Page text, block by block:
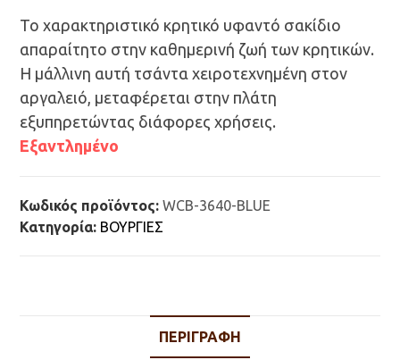
Το χαρακτηριστικό κρητικό υφαντό σακίδιο
απαραίτητο στην καθημερινή ζωή των κρητικών.
Η μάλλινη αυτή τσάντα χειροτεχνημένη στον
αργαλειό, μεταφέρεται στην πλάτη
εξυπηρετώντας διάφορες χρήσεις.
Εξαντλημένο
Κωδικός προϊόντος:WCB-3640-BLUE
Κατηγορία: ΒΟΥΡΓΙΕΣ
ΠΕΡΙΓΡΑΦΉ